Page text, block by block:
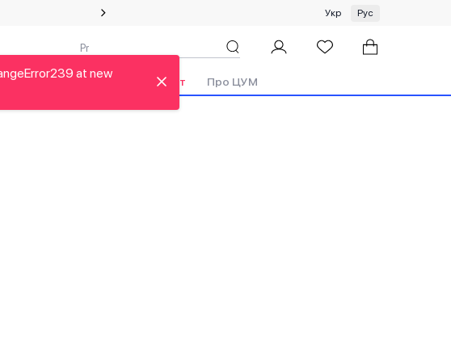
Специальное предложение на одежду и платки ЦУМ by GUNIA
Укр Рус
Красота Бренды Аутлет Про ЦУМ
at new